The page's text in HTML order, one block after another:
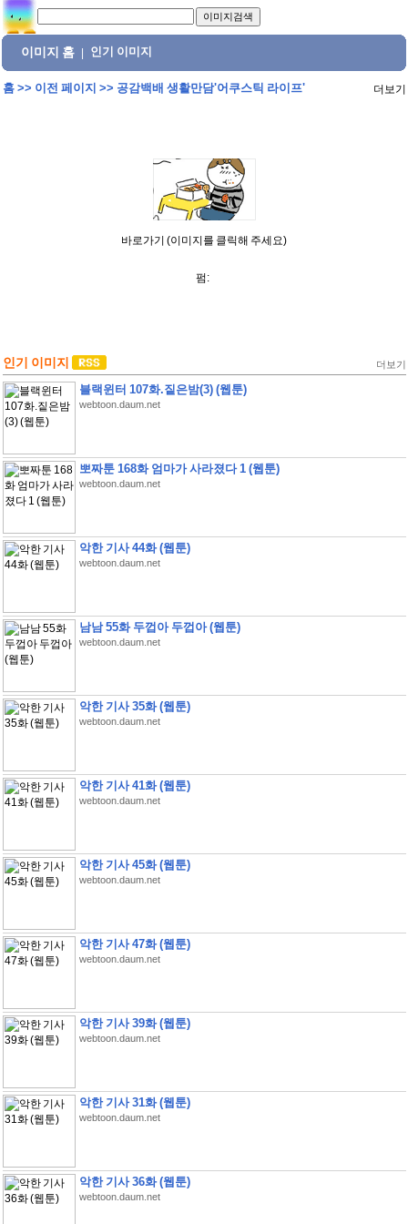
이미지 홈 인기 이미지
홈>> 이전 페이지 >> 공감백배 생활만담'어쿠스틱 라이프' 더보기
바로가기 (이미지를 클릭해 주세요)
펌:
인기 이미지 더보기
블랙윈터 107화.짙은밤(3) (웹툰)
webtoon.daum.net
뽀짜툰 168화 엄마가 사라졌다 1 (웹툰)
webtoon.daum.net
악한 기사 44화 (웹툰)
webtoon.daum.net
남남 55화 두껍아 두껍아 (웹툰)
webtoon.daum.net
악한 기사 35화 (웹툰)
webtoon.daum.net
악한 기사 41화 (웹툰)
webtoon.daum.net
악한 기사 45화 (웹툰)
webtoon.daum.net
악한 기사 47화 (웹툰)
webtoon.daum.net
악한 기사 39화 (웹툰)
webtoon.daum.net
악한 기사 31화 (웹툰)
webtoon.daum.net
악한 기사 36화 (웹툰)
webtoon.daum.net